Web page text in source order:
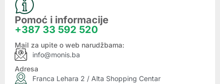
Pomoć i informacije
+387 33 592 520
Mail za upite o web narudžbama:
info@monis.ba
Adresa
Franca Lehara 2 / Alta Shopping Centar